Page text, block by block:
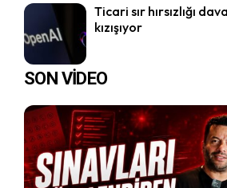
Ticari sır hırsızlığı
kızışıyor
SON VİDEO